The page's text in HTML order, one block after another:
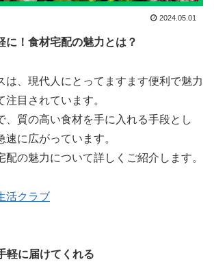
2024.05.01
に！食材宅配の魅力とは？
は、現代人にとってますます便利で魅力
注目されています。
、質の高い食材を手に入れる手段とし
速に広がっています。
配の魅力について詳しくご紹介します。
活クラブ
軽に届けてくれる